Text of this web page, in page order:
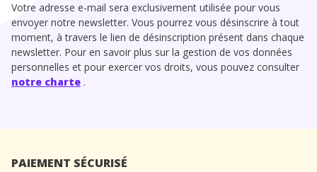
Votre adresse e-mail sera exclusivement utilisée pour vous
envoyer notre newsletter. Vous pourrez vous désinscrire à tout
moment, à travers le lien de désinscription présent dans chaque
newsletter. Pour en savoir plus sur la gestion de vos données
personnelles et pour exercer vos droits, vous pouvez consulter
notre charte .
PAIEMENT SÉCURISÉ